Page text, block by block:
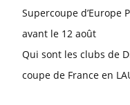
Supercoupe d’Europe
avant le 12 août
Qui sont les clubs de
coupe de France en